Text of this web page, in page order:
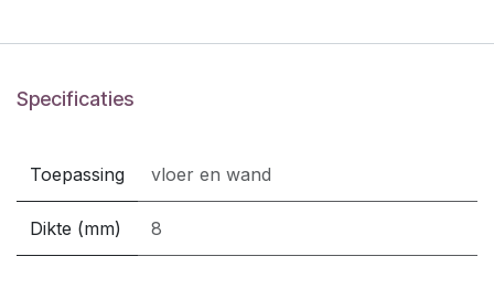
Specificaties
Toepassing vloer en wand
Dikte (mm) 8